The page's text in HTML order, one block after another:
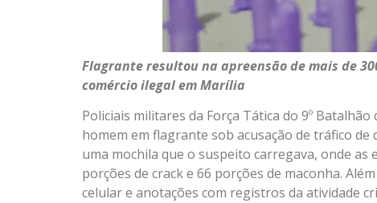
Flagrante resultou na apreensão de mais de
comércio ilegal em Marília
Policiais militares da Força Tática do 9º
homem em flagrante sob acusação de tráfico
uma mochila que o suspeito carregava, onde as
porções de crack e 66 porções de maconha.
celular e anotações com registros da atividade